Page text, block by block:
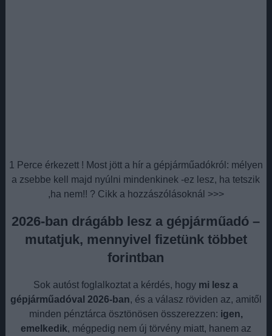
1 Perce érkezett ! Most jött a hír a gépjárműadókról: mélyen
a zsebbe kell majd nyúlni mindenkinek -ez lesz, ha tetszik
,ha nem!! ? Cikk a hozzászólásoknál >>>
2026-ban drágább lesz a gépjárműadó –
mutatjuk, mennyivel fizetünk többet
forintban
Sok autóst foglalkoztat a kérdés, hogy mi lesz a
gépjárműadóval 2026-ban, és a válasz röviden az, amitől
minden pénztárca ösztönösen összerezzen: igen,
emelkedik, mégpedig nem új törvény miatt, hanem az